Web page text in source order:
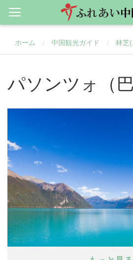
ホーム / 中国観光ガイド / 林芝
パソンツォ（巴